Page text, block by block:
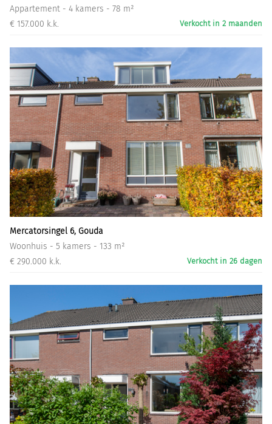
Appartement - 4 kamers - 78 m²
€ 157.000 k.k.
Verkocht in 2 maanden
Mercatorsingel 6, Gouda
Woonhuis - 5 kamers - 133 m²
€ 290.000 k.k.
Verkocht in 26 dagen